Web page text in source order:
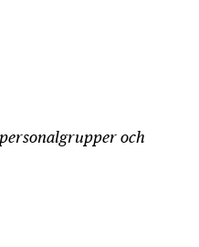
och